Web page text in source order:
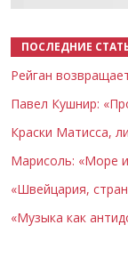
ПОСЛЕДНИЕ
Рейган
Павел Кушнир:
Краски Матисса,
Марисоль: «Море
«Швейцария,
«Музыка как